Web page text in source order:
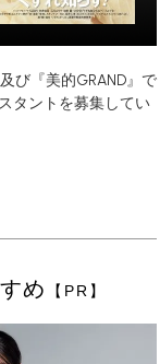
び『美的GRAND』で
タントを募集してい
め 【PR】